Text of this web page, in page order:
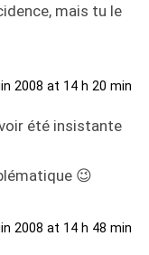
mais tu le
2008 at 14 h 20 min
été insistante
😉
2008 at 14 h 48 min